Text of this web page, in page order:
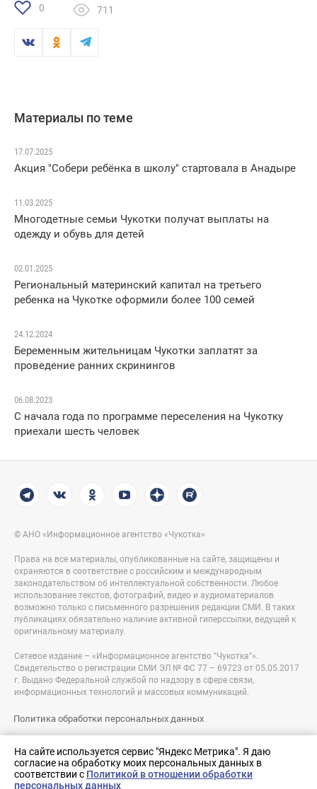
На сайте используется сервис "Яндекс Метрика". Я даю
согласие на обработку моих персональных данных в
соответствии с Политикой в отношении обработки
персональных данных
0 711
Материалы по теме
17.07.2025
Акция "Собери ребёнка в школу" стартовала в Анадыре
11.03.2025
Многодетные семьи Чукотки получат выплаты на
одежду и обувь для детей
02.01.2025
Региональный материнский капитал на третьего
ребенка на Чукотке оформили более 100 семей
24.12.2024
Беременным жительницам Чукотки заплатят за
проведение ранних скринингов
06.08.2023
С начала года по программе переселения на Чукотку
приехали шесть человек
© АНО «Информационное агентство «Чукотка»
Права на все материалы, опубликованные на сайте, защищены и
охраняются в соответствие с российским и международным
законодательством об интеллектуальной собственности. Любое
использование текстов, фотографий, видео и аудиоматериалов
возможно только с письменного разрешения редакции СМИ. В таких
публикациях обязательно наличие активной гиперссылки, ведущей к
оригинальному материалу.
Сетевое издание – «Информационное агентство "Чукотка"».
Свидетельство о регистрации СМИ ЭЛ № ФС 77 – 69723 от 05.05.2017
г. Выдано Федеральной службой по надзору в сфере связи,
информационных технологий и массовых коммуникаций.
Политика обработки персональных данных
Разработка сайта:
nologostudio.ru